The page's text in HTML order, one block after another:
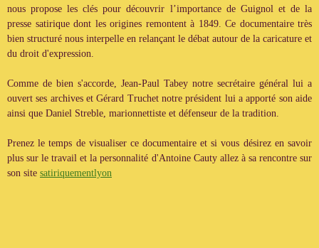
nous propose les clés pour découvrir l’importance de Guignol et de la
presse satirique dont les origines remontent à 1849. Ce documentaire très
bien structuré nous interpelle en relançant le débat autour de la caricature et
du droit d'expression.
Comme de bien s'accorde, Jean-Paul Tabey notre secrétaire général lui a
ouvert ses archives et Gérard Truchet notre président lui a apporté son aide
ainsi que Daniel Streble, marionnettiste et défenseur de la tradition.
Prenez le temps de visualiser ce documentaire et si vous désirez en savoir
plus sur le travail et la personnalité d'Antoine Cauty allez à sa rencontre sur
son site satiriquementlyon